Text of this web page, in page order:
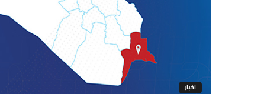
اخبار